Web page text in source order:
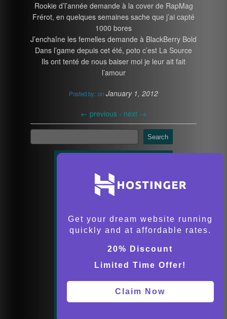
Rookie d’l’année demande à la cover de RapMag
Frérot, en quelques semaines sache que j’ai capté
1000 bores
J’enchaîne les femelles demande à BlackBerry Bold
Dans l’game depuis cet été, poto c’est La Source
Ils ont tenté de nous baiser moi je leur ait fait
l’amour
Posted by: on January 1, 2012
← previous - next →
Search
Get your dream website running
quickly and at affordable rates.
20% Discount
Limited Time Offer!
Claim Now